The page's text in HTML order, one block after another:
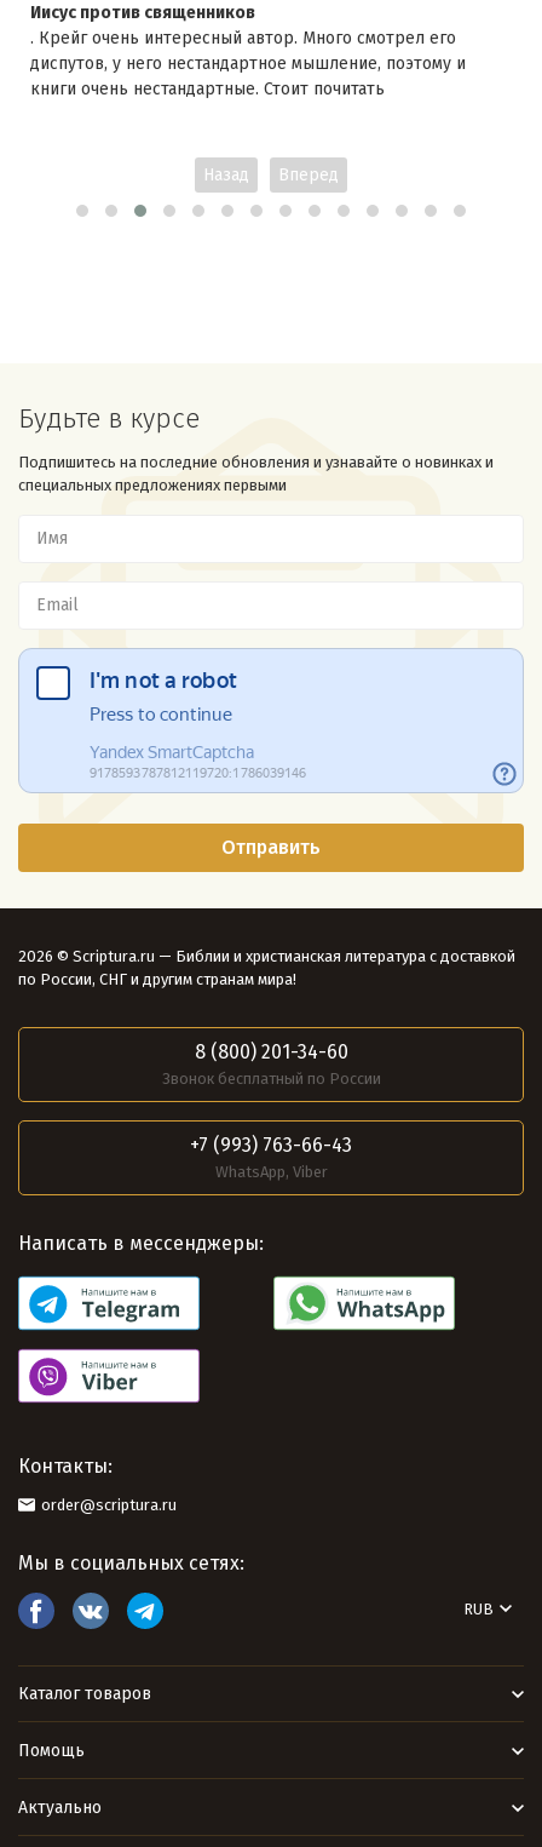
Иисус против священников
. Крейг очень интересный автор. Много смотрел его
диспутов, у него нестандартное мышление, поэтому и
книги очень нестандартные. Стоит почитать
Назад Вперед
Будьте в курсе
Подпишитесь на последние обновления и узнавайте о новинках и
специальных предложениях первыми
2026 © Scriptura.ru — Библии и христианская литература с доставкой
по России, СНГ и другим странам мира!
8 (800) 201-34-60
Звонок бесплатный по России
+7 (993) 763-66-43
WhatsApp, Viber
Написать в мессенджеры:
Контакты:
order@scriptura.ru
Мы в социальных сетях:
RUB
Каталог товаров
Помощь
Актуально